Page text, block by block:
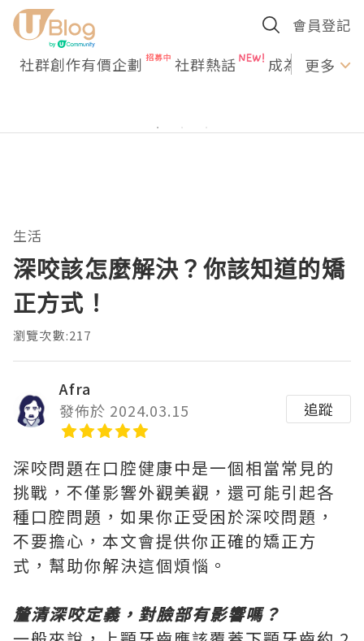
會員登記
社群創作有價企劃 社群熱話 成為U更多
生活
深咬該怎麼解決？你該知道的矯
正方式！
瀏覽次數:217
Afra
發佈於 2024.03.15
追蹤
深咬問題在口腔健康中是一個相當常見的
挑戰，不僅影響外觀美觀，還可能引起各
種口腔問題，如果你正受困於深咬問題，
不要擔心，本文會提供你正確的矯正方
式，幫助你解決這個煩惱。
釐清深咬定義，對臉部有影響嗎？